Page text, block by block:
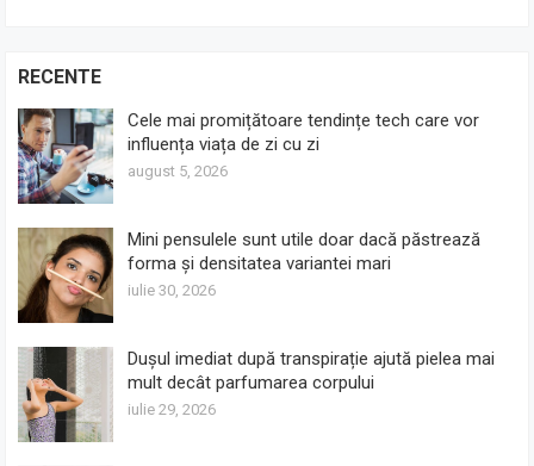
RECENTE
Cele mai promițătoare tendințe tech care vor
influența viața de zi cu zi
august 5, 2026
Mini pensulele sunt utile doar dacă păstrează
forma și densitatea variantei mari
iulie 30, 2026
Dușul imediat după transpirație ajută pielea mai
mult decât parfumarea corpului
iulie 29, 2026